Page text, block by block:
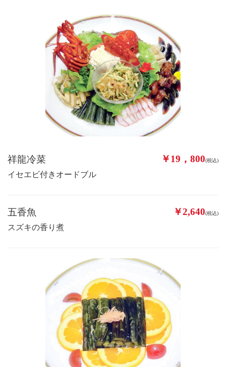
祥龍冷菜 ￥19，800(税込)
イセエビ付きオードブル
五香魚 ￥2,640(税込)
スズキの香り煮